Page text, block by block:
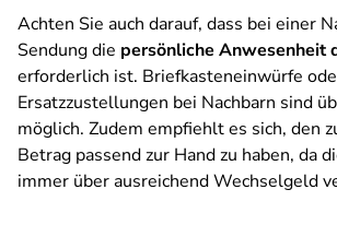
Achten Sie auch darauf, dass bei einer
Sendung die persönliche Anwesenheit
erforderlich ist. Briefkasteneinwürfe
Ersatzzustellungen bei Nachbarn sind
möglich. Zudem empfiehlt es sich, den
Betrag passend zur Hand zu haben, da
immer über ausreichend Wechselgeld